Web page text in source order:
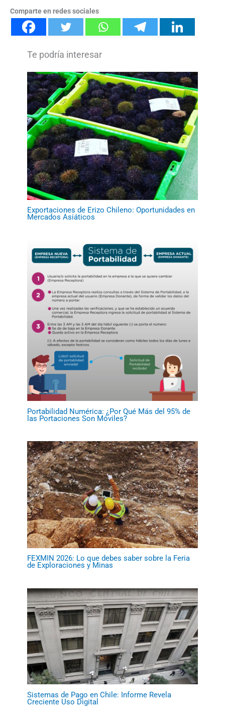
Comparte en redes sociales
Exportaciones de Erizo Chileno: Oportunidades en
Mercados Asiáticos
Portabilidad Numérica: ¿Por Qué Más del 95% de
las Portaciones Son Móviles?
FEXMIN 2026: Lo que debes saber sobre la Feria
de Exploraciones y Minas
Sistemas de Pago en Chile: Informe Revela
Creciente Uso Digital